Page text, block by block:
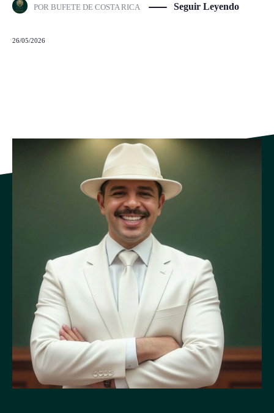
POR BUFETE DE COSTA RICA Seguir Leyendo
26/05/2026